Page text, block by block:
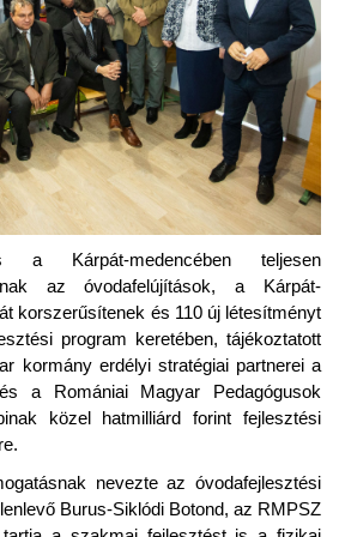
a Kárpát-medencében teljesen
az óvodafelújítások, a Kárpát-
korszerűsítenek és 110 új létesítményt
program keretében, tájékoztatott
kormány erdélyi stratégiai partnerei a
a Romániai Magyar Pedagógusok
közel hatmilliárd forint fejlesztési
nevezte az óvodafejlesztési
Burus-Siklódi Botond, az RMPSZ